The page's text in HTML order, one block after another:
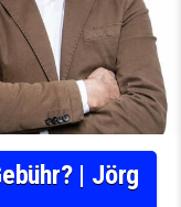
| Jörg